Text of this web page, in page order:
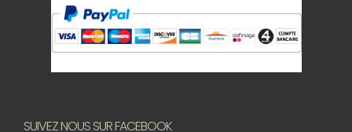
SUIVEZ NOUS SUR FACEBOOK